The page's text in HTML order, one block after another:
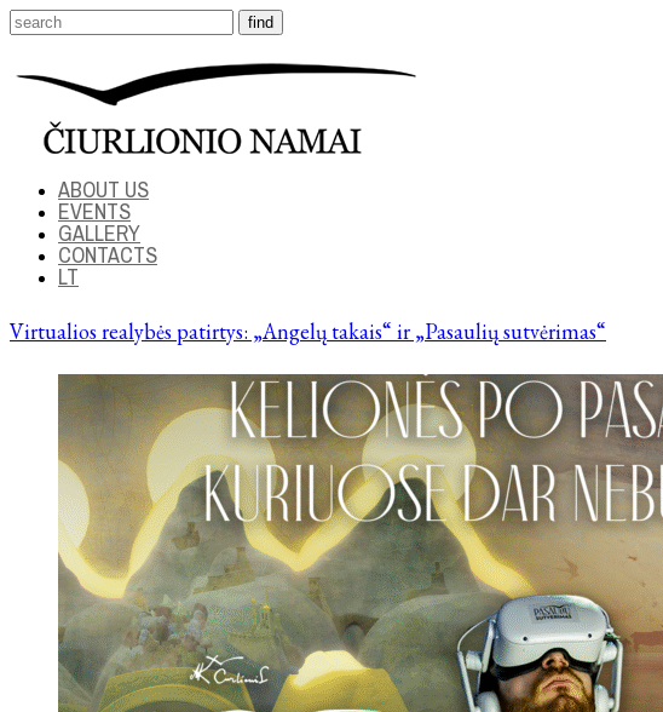
ABOUT US
EVENTS
GALLERY
CONTACTS
LT
Virtualios realybės patirtys: „Angelų takais“ ir „Pasaulių sutvėrimas“